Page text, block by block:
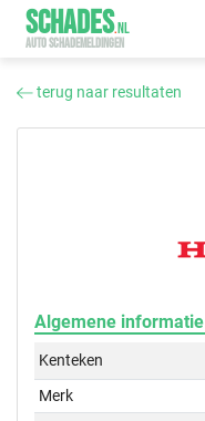
SCHADES.NL
AUTO SCHADEMELDINGEN
terug naar resultaten
Algemene informatie
Kenteken
Merk